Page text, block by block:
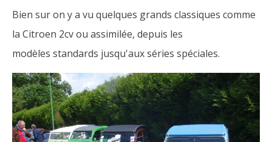
Bien sur on y a vu quelques grands classiques comme
la Citroen 2cv ou assimilée, depuis les
modèles standards jusqu'aux séries spéciales.